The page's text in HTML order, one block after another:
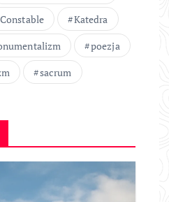
Katedra
poezja
sacrum